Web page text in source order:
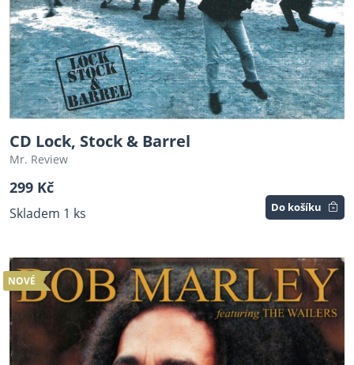
CD Lock, Stock & Barrel
Mr. Review
299 Kč
Skladem 1 ks Do košíku
NOVÉ